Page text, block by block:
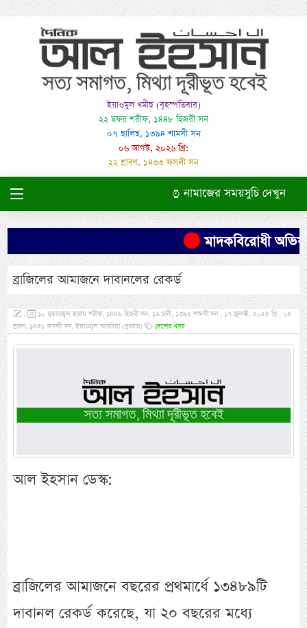
ইয়াওমুল খমীছ (বৃহস্পতিবার)
২২ ছফর শরীফ, ১৪৪৮ হিজরী সন
০৭ ছালিছ, ১৩৯৪ শামসী সন
০৬ আগস্ট, ২০২৬ খ্রি:
২২ শ্রাবণ, ১৪৩৩ ফসলী সন
নামাজের সময়সুচি দেখুন
মাদকবিরোধী
ব্রাজিলের আমাজনে দাবানলের রেকর্ড
,
১০ মুহররমুল হারাম শরীফ, ১৪৪৬ হিজরী সন, ১৯ ছানী, ১৩৯২ শামসী সন , ১৭ জুলাই, ২০২৪ খ্রি:, ০২
শ্রাবণ, ১৪৩১ ফসলী সন, ইয়াওমুল আরবিয়া (বুধবার)
দেশের খবর
আল ইহসান ডেস্ক:
ব্রাজিলের আমাজনে বছরের প্রথমার্ধে ১৩৪৮৯টি
দাবানল রেকর্ড করেছে, যা ২০ বছরের মধ্যে